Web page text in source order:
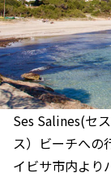
Ses Salines(セ
ス）ビーチへの
イビサ市内より